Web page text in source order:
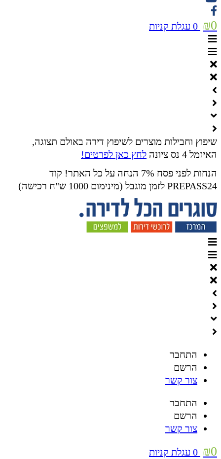
₪0
0 עגלת קניות
שיפוץ וחבילות מוצרים לשיפוץ דירה באולם תצוגה,
האיזמל 4 נס ציונה
לחץ כאן לפרטים!
הנחות לפני פסח 7% הנחה על כל האתר! קוד
PREPASS24 לזמן מוגבל (מינימום 1000 ש"ח רכישה)
התחבר
הרשם
צור קשר
התחבר
הרשם
צור קשר
₪0
0 עגלת קניות